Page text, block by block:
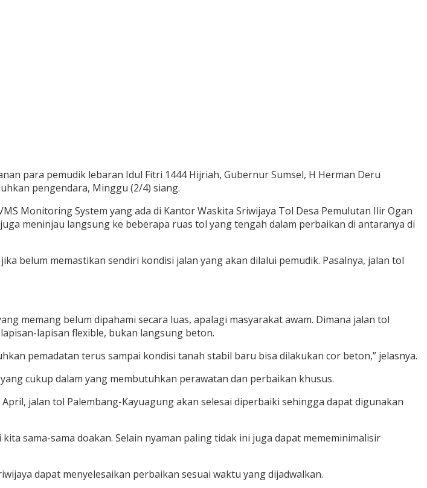
para pemudik lebaran Idul Fitri 1444 Hijriah, Gubernur Sumsel, H Herman Deru
pengendara, Minggu (2/4) siang.
Monitoring System yang ada di Kantor Waskita Sriwijaya Tol Desa Pemulutan Ilir Ogan
meninjau langsung ke beberapa ruas tol yang tengah dalam perbaikan di antaranya di
belum memastikan sendiri kondisi jalan yang akan dilalui pemudik. Pasalnya, jalan tol
memang belum dipahami secara luas, apalagi masyarakat awam. Dimana jalan tol
lapisan flexible, bukan langsung beton.
pemadatan terus sampai kondisi tanah stabil baru bisa dilakukan cor beton,” jelasnya.
cukup dalam yang membutuhkan perawatan dan perbaikan khusus.
jalan tol Palembang-Kayuagung akan selesai diperbaiki sehingga dapat digunakan
sama-sama doakan. Selain nyaman paling tidak ini juga dapat mememinimalisir
dapat menyelesaikan perbaikan sesuai waktu yang dijadwalkan.